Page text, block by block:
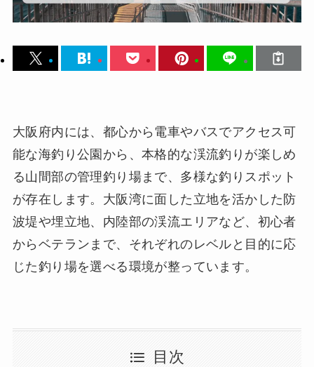
大阪府内には、都心から電車やバスでアクセス可
能な海釣り公園から、本格的な渓流釣りが楽しめ
る山間部の管理釣り場まで、多様な釣りスポット
が存在します。大阪湾に面した立地を活かした防
波堤や埋立地、内陸部の渓流エリアなど、初心者
からベテランまで、それぞれのレベルと目的に応
じた釣り場を選べる環境が整っています。
目次